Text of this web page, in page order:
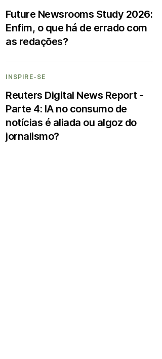
Future Newsrooms Study 2026:
Enfim, o que há de errado com
as redações?
INSPIRE-SE
Reuters Digital News Report -
Parte 4: IA no consumo de
notícias é aliada ou algoz do
jornalismo?